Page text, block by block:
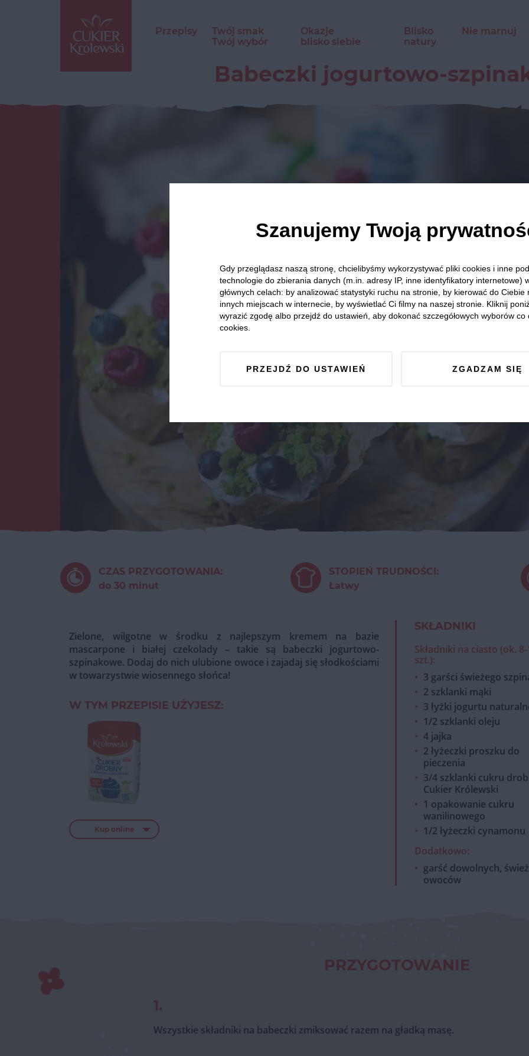
Przepisy
Twój smak
Twój wybór
Okazje
blisko siebie
Blisko
natury
Nie marnuj
Babeczki jogurtowo-
CZAS PRZYGOTOWANIA:
do 30 minut
STOPIEŃ TRUDNOŚCI:
Łatwy
Zielone, wilgotne w środku z najlepszym kremem na bazie
mascarpone i białej czekolady – takie są babeczki jogurtowo-
szpinakowe. Dodaj do nich ulubione owoce i zajadaj się słodkościami
w towarzystwie wiosennego słońca!
W TYM PRZEPISIE UŻYJESZ:
Kup online
SKŁADNIKI
Składniki na ciasto (ok.
szt.):
3 garści świeżego
2 szklanki mąki
3 łyżki jogurtu
1/2 szklanki oleju
4 jajka
2 łyżeczki proszku do
pieczenia
3/4 szklanki cukru
Cukier Królewski
1 opakowanie cukru
wanilinowego
1/2 łyżeczki cynamonu
Dodatkowo:
garść dowolnych,
owoców
PRZYGOTOWANIE
1.
Wszystkie składniki na babeczki zmiksować razem na gładką masę.
Szanujemy Twoją
Gdy przeglądasz naszą stronę, chcielibyśmy wykorzystywać pliki cookies i inne
technologie do zbierania danych (m.in. adresy IP, inne identyfikatory internetowe)
głównych celach: by analizować statystyki ruchu na stronie, by kierować do Ciebie
innych miejscach w internecie, by wyświetlać Ci filmy na naszej stronie. Kliknij
wyrazić zgodę albo przejdź do ustawień, aby dokonać szczegółowych wyborów co
cookies.
PRZEJDŹ DO USTAWIEŃ ZGADZAM SIĘ